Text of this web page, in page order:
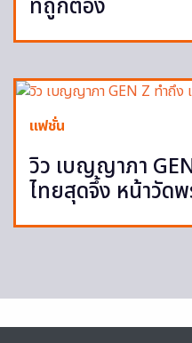
ที่ถูกต้อง
แฟชั่น
วิว เบญญาภา
ไทยสุดจึ้ง หน้าวัดพ